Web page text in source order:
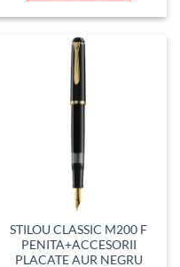
STILOU CLASSIC M200 F
PENITA+ACCESORII
PLACATE AUR NEGRU